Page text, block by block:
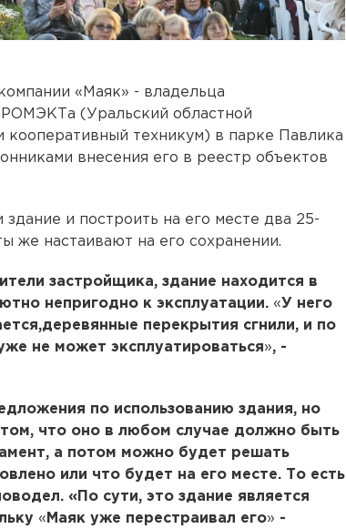
«Маяк» - владельца
(Уральский областной
техникум) в парке Павлика
внесения его в реестр объектов
здание и построить на его месте два 25-
же настаивают на его сохранении.
застройщика, здание находится в
непригодно к эксплуатации. «У него
перекрытия сгнили, и по
не может эксплуатироваться», -
по использованию здания, но
что оно в любом случае должно быть
а потом можно будет решать
или что будет на его месте. То есть
«По сути, это здание является
« Маяк уже перестраивал его» -